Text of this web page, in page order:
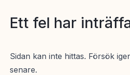
Ett fel har
Sidan kan inte hittas. Försök
senare.